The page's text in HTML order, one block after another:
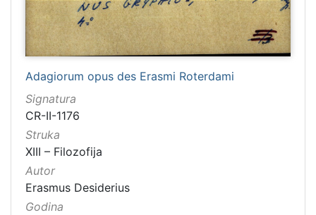
Adagiorum opus des Erasmi Roterdami
Signatura
CR-II-1176
Struka
XIII – Filozofija
Autor
Erasmus Desiderius
Godina